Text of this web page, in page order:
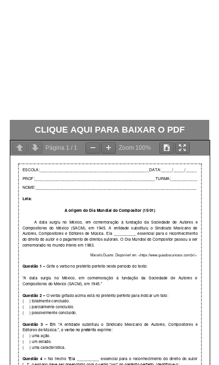
CLIQUE AQUI PARA BAIXAR O PDF
Página 1 / 1 Zoom 100%